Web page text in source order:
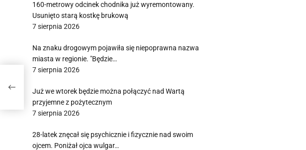
160-metrowy odcinek chodnika już wyremontowany.
Usunięto starą kostkę brukową
7 sierpnia 2026
Na znaku drogowym pojawiła się niepoprawna nazwa
miasta w regionie. "Będzie…
7 sierpnia 2026
Już we wtorek będzie można połączyć nad Wartą
przyjemne z pożytecznym
7 sierpnia 2026
28-latek znęcał się psychicznie i fizycznie nad swoim
ojcem. Poniżał ojca wulgar…